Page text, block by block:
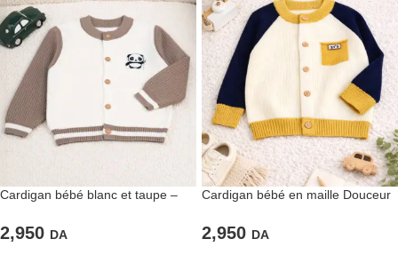
Cardigan bébé blanc et taupe –
2,950 DA
Cardigan bébé en maille Douceur
2,950 DA